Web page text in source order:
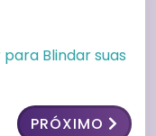
Blindar suas
PRÓXIMO